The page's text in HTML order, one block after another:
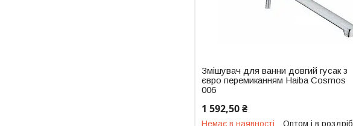
Змішувач для ванни довгий гусак з
євро перемиканням Haiba Cosmos
006
1 592,50 ₴
Немає в наявності
Оптом і в роздріб